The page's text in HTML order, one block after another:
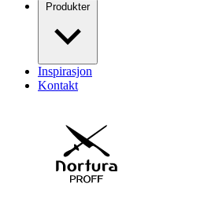
Produkter
Inspirasjon
Kontakt